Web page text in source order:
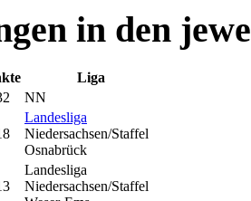
in den
Liga
NN
Landesliga
Niedersachsen/Staffel
Osnabrück
Landesliga
Niedersachsen/Staffel